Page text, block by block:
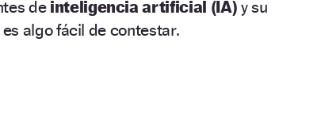
de inteligencia artificial (IA) y su
algo fácil de contestar.